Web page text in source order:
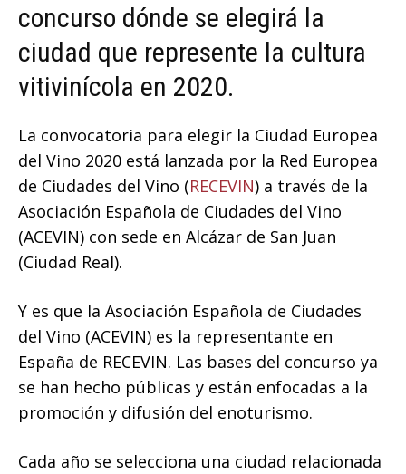
concurso dónde se elegirá la
ciudad que represente la cultura
vitivinícola en 2020.
La convocatoria para elegir la Ciudad Europea
del Vino 2020 está lanzada por la Red Europea
de Ciudades del Vino (RECEVIN) a través de la
Asociación Española de Ciudades del Vino
(ACEVIN) con sede en Alcázar de San Juan
(Ciudad Real).
Y es que la Asociación Española de Ciudades
del Vino (ACEVIN) es la representante en
España de RECEVIN. Las bases del concurso ya
se han hecho públicas y están enfocadas a la
promoción y difusión del enoturismo.
Cada año se selecciona una ciudad relacionada